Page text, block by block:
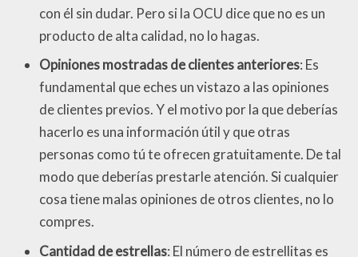
con él sin dudar. Pero si la OCU dice que no es un
producto de alta calidad, no lo hagas.
Opiniones mostradas de clientes anteriores: Es
fundamental que eches un vistazo a las opiniones
de clientes previos. Y el motivo por la que deberías
hacerlo es una información útil y que otras
personas como tú te ofrecen gratuitamente. De tal
modo que deberías prestarle atención. Si cualquier
cosa tiene malas opiniones de otros clientes, no lo
compres.
Cantidad de estrellas: El número de estrellitas es